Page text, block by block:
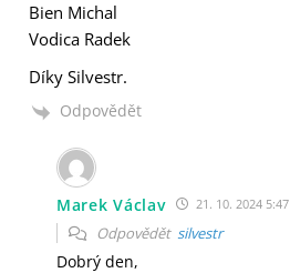
Bien Michal
Vodica Radek
Díky Silvestr.
Odpovědět
Marek Václav 21. 10. 2024 5:47
Odpovědět silvestr
Dobrý den,